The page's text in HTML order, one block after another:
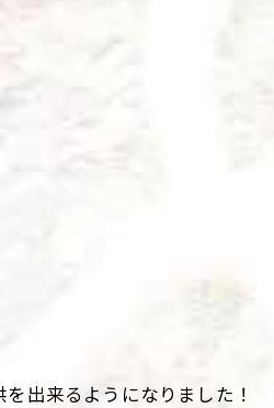
出来るようになりました！